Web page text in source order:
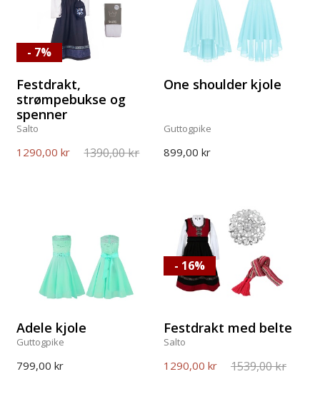
Festdrakt,
strømpebukse og
spenner
Salto
1290,00 kr 1390,00 kr
- 7%
One shoulder kjole
Guttogpike
899,00 kr
Adele kjole
Guttogpike
799,00 kr
Festdrakt med belte
Salto
1290,00 kr 1539,00 kr
- 16%